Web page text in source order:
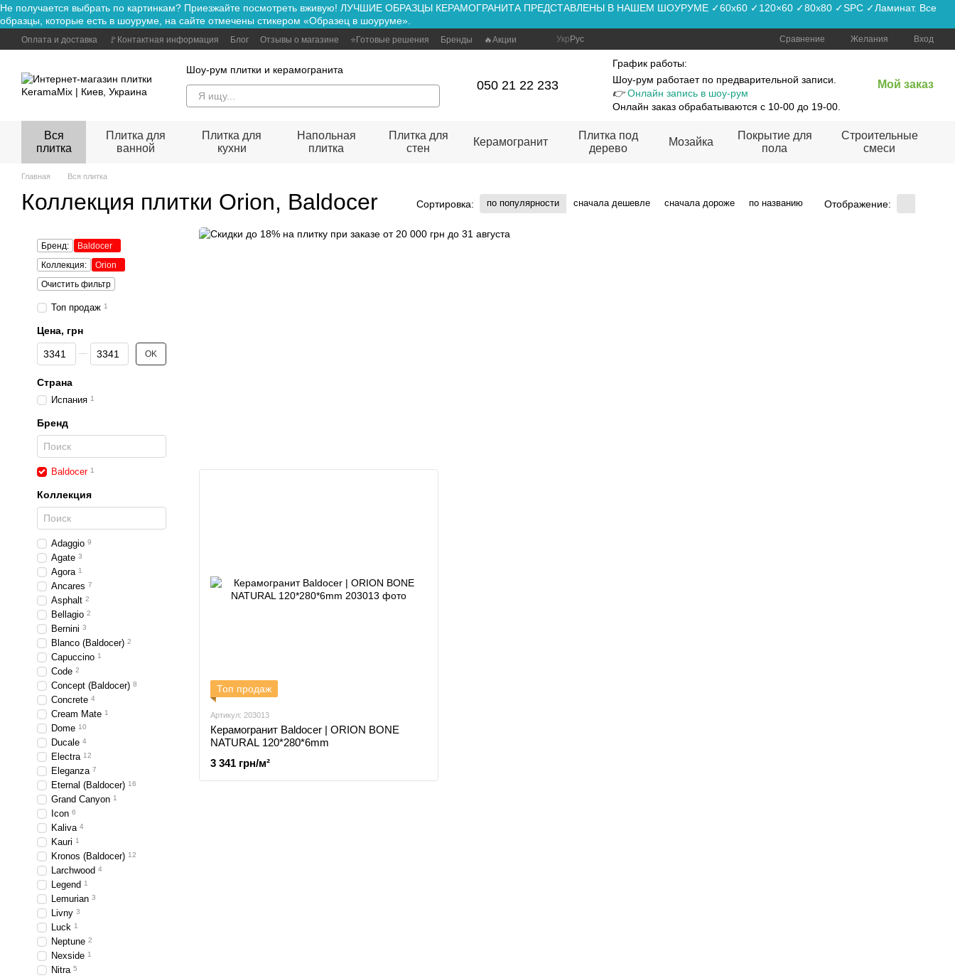
Перейти к основному контенту
Не получается выбрать по картинкам? Приезжайте посмотреть вживую! ЛУЧШИЕ ОБРАЗЦЫ КЕРАМОГРАНИТА ПРЕДСТАВЛЕНЫ В НАШЕМ ШОУРУМЕ ✓60x60 ✓120×60 ✓80x80 ✓SPC ✓Ламинат. Все
образцы, которые есть в шоуруме, на сайте отмечены стикером «Образец в шоуруме».
Оплата и доставка 🚩Контактная информация Блог Отзывы о магазине ⭐Готовые решения Бренды 🔥Акции Укр Рус Сравнение Желания Вход
Шоу-рум плитки и керамогранита
050 21 22 233
График работы:
Шоу-рум работает по предварительной записи.
👉Онлайн запись в шоу-рум
Онлайн заказ обрабатываются с 10-00 до 19-00.
Мой заказ
Вся
плитка
Плитка для
ванной
Плитка для
кухни
Напольная
плитка
Плитка для
стен
Керамогранит
Плитка под
дерево
Мозайка
Покрытие для
пола
Строительные
смеси
Главная Вся плитка
Коллекция плитки Orion, Baldocer Сортировка: по популярности сначала дешевле сначала дороже по названию Отображение:
Топ продаж
Артикул: 203013
Керамогранит Baldocer | ORION BONE
NATURAL 120*280*6mm
3 341 грн/м²
Бренд:
Baldocer
Коллекция:
Orion
Очистить фильтр
Топ продаж 1
Цена, грн
От Цена, грн
До Цена, грн OK
Страна
Испания 1
Бренд
Baldocer 1
Коллекция
Adaggio 9
Agate 3
Agora 1
Ancares 7
Asphalt 2
Bellagio 2
Bernini 3
Blanco (Baldocer) 2
Capuccino 1
Code 2
Concept (Baldocer) 8
Concrete 4
Cream Mate 1
Dome 10
Ducale 4
Electra 12
Eleganza 7
Eternal (Baldocer) 16
Grand Canyon 1
Icon 6
Kaliva 4
Kauri 1
Kronos (Baldocer) 12
Larchwood 4
Legend 1
Lemurian 3
Livny 3
Luck 1
Neptune 2
Nexside 1
Nitra 5